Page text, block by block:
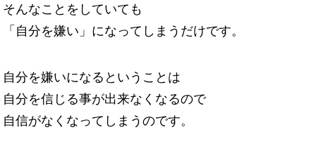
そんなことをしていても
「自分を嫌い」になってしまうだけです。
自分を嫌いになるということは
自分を信じる事が出来なくなるので
自信がなくなってしまうのです。